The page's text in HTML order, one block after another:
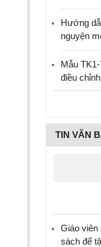
Hướng
nguyện
Mẫu
điều
TIN VĂN
Giáo
sách để